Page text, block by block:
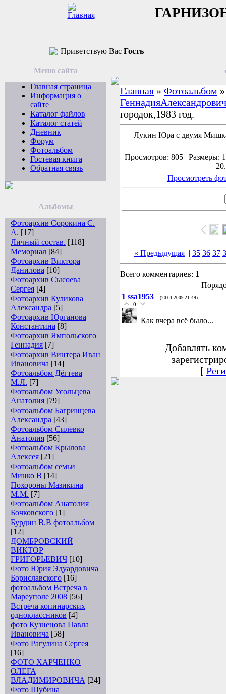
Приветствую Вас Гость
Меню сайта
Главная страница
Информация о
сайте
Каталог файлов
Каталог статей
Дневник
Форум
Фотоальбом
Гостевая книга
Обратная связь
Альбомы
Фотоархив Сорокина С.
А. [17]
Личный состав. [118]
Мемориал [84]
Фотоархив Виктора
Данилова [10]
Фотоархив Сысоева
Сергея [4]
Фотоархив Куликова
Александра [5]
Фотоархив Юрганова
Константина [8]
Фотоархив Ямпольского
Геннадия [7]
Фотоархив Винтера Иван
Ивановича [14]
Фотоальбом Дёгтева
М.Л. [7]
Фотоальбом Усольцева
Анатолия [79]
Фотоальбом Багринцева
Александра [43]
Фотоальбом Силевко
Анатолия [56]
Фотоальбом Крылова
Алексея [21]
Фотоальбом семьи
Минко В [14]
Похороны Мазикина
М.М. [7]
Фотоальбом Анатолия
Бочковского [1]
Бурдин В.В фотоальбом
[12]
ДОМБРОВСКИЙ
ВИКТОР
ГРИГОРЬЕВИЧ [10]
Фото Юрия Эдуардовича
Бориславского [16]
фотоальбом Встреча в
Мареуполе 2008 [56]
Встреча копинарских
одноклассников [4]
фото Кузнецова Павла
Ивановича [58]
Фото Рагулина Сергея
[16]
ФОТО ХАРЧЕНКО
ОЛЕГА
ВЛАДИМИРОВИЧА [24]
Фото Шубина
Главная » Фотоальбом
городок,1983 год.
Лукин Юра с двумя
Просмотров: 805 | Размеры:
Просмотреть
« Предыдущая | 35 36 37
Всего комментариев: 1
1 ssa1953 (20.01.2009 21:49)
0
Как вчера всё было...
Добавлять
[